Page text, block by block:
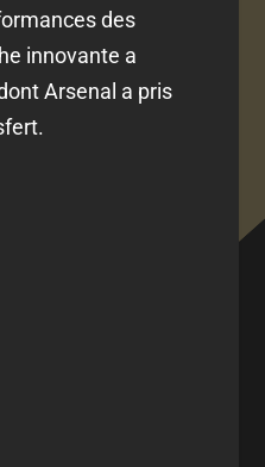
des
innovante a
Arsenal a pris